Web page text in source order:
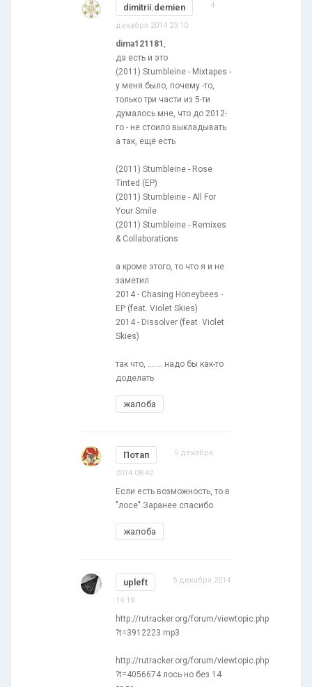
dimitrii.demien 4
декабря 2014 23:10
dima121181 ,
да есть и это
(2011) Stumbleine - Mixtapes -
у меня было, почему -то,
только три части из 5-ти
думалось мне, что до 2012-
го - не стоило выкладывать
а так, ещё есть
(2011) Stumbleine - Rose
Tinted (EP)
(2011) Stumbleine - All For
Your Smile
(2011) Stumbleine - Remixes
& Collaborations
а кроме этого, то что я и не
заметил
2014 - Chasing Honeybees -
EP (feat. Violet Skies)
2014 - Dissolver (feat. Violet
Skies)
так что, ....... надо бы как-то
доделать
жалоба
Потап 5 декабря
2014 08:42
Если есть возможность, то в
"лосе".Заранее спасибо.
жалоба
upleft 5 декабря 2014
14:19
http://rutracker.org/forum/viewtopic.php
?t=3912223 mp3
http://rutracker.org/forum/viewtopic.php
?t=4056674 лось но без 14